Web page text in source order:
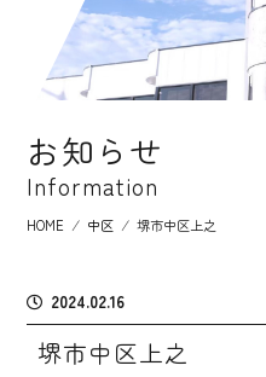
お知らせ
Information
HOME ⁄ 中区 ⁄ 堺市中区上之
2024.02.16
堺市中区上之